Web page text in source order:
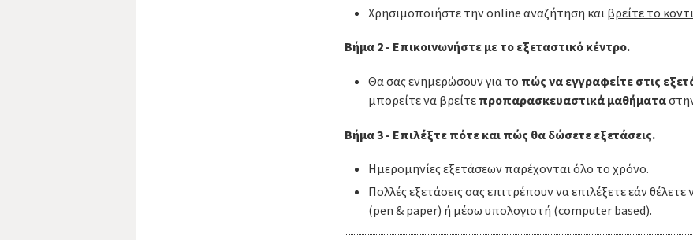
Χρησιμοποιήστε την online αναζήτηση και βρείτε το
Βήμα 2 - Επικοινωνήστε με το εξεταστικό κέντρο.
Θα σας ενημερώσουν για το πώς να εγγραφείτε στις
μπορείτε να βρείτε προπαρασκευαστικά μαθήματα
Βήμα 3 - Επιλέξτε πότε και πώς θα δώσετε εξετάσεις.
Ημερομηνίες εξετάσεων παρέχονται όλο το χρόνο.
Πολλές εξετάσεις σας επιτρέπουν να επιλέξετε εάν
(pen & paper) ή μέσω υπολογιστή (computer based).